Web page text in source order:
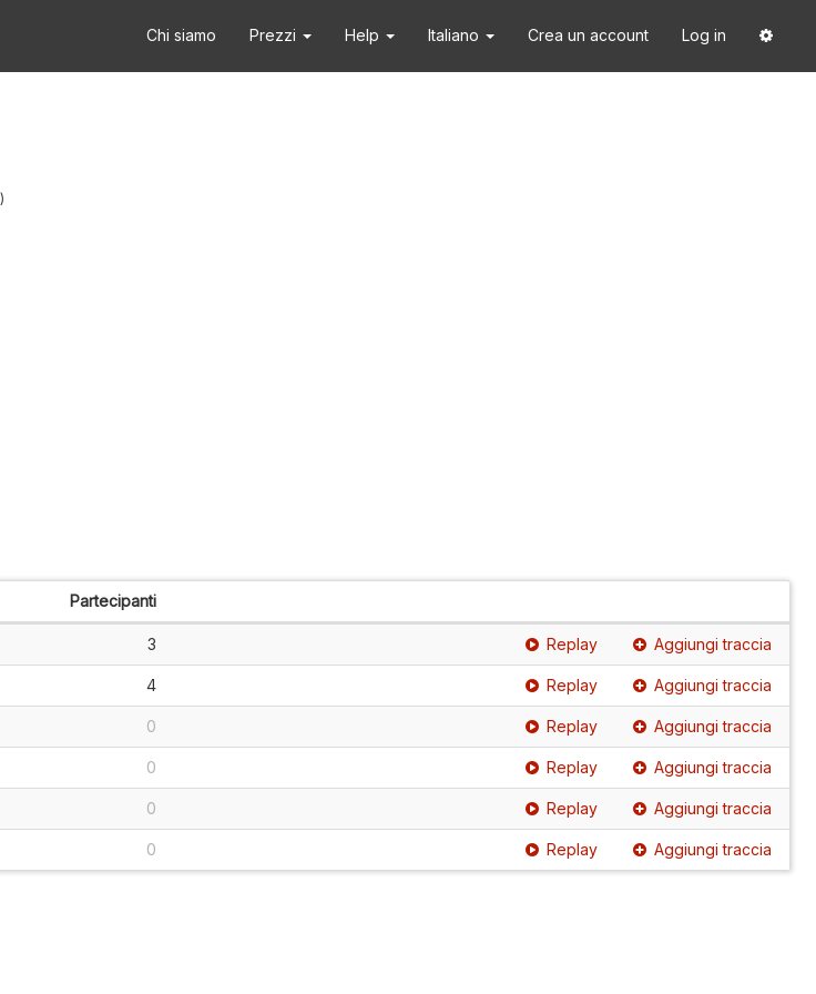
Chi siamo Prezzi Help Italiano Crea un account Log in
Partecipanti
3 Replay Aggiungi traccia
4 Replay Aggiungi traccia
0 Replay Aggiungi traccia
0 Replay Aggiungi traccia
0 Replay Aggiungi traccia
0 Replay Aggiungi traccia